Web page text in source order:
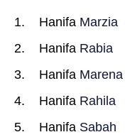
Hanifa Marzia
Hanifa Rabia
Hanifa Marena
Hanifa Rahila
Hanifa Sabah